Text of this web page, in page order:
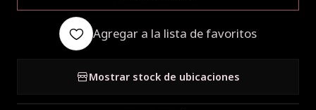
Agregar a la lista de favoritos
Mostrar stock de ubicaciones